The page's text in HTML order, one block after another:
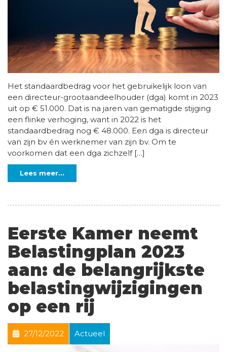
Het standaardbedrag voor het gebruikelijk loon van
een directeur-grootaandeelhouder (dga) komt in 2023
uit op € 51.000. Dat is na jaren van gematigde stijging
een flinke verhoging, want in 2022 is het
standaardbedrag nog € 48.000. Een dga is directeur
van zijn bv én werknemer van zijn bv. Om te
voorkomen dat een dga zichzelf […]
Lees meer...
Eerste Kamer neemt
Belastingplan 2023
aan: de belangrijkste
belastingwijzigingen
op een rij
27/12/2022 Actueel